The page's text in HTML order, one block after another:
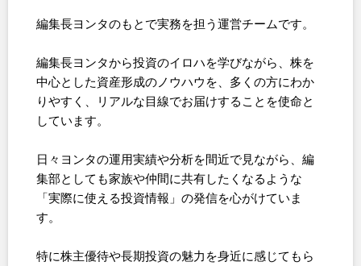
編集長ヨンタのもとで実務を担う運営チームです。
編集長ヨンタから投資のイロハを学びながら、株を
中心とした資産形成のノウハウを、多くの方にわか
りやすく、リアルな目線でお届けすることを使命と
しています。
日々ヨンタの運用実績や分析を間近で見ながら、編
集部としても家族や仲間に共有したくなるような
「実際に使える投資情報」の発信を心がけていま
す。
特に株主優待や長期投資の魅力を身近に感じてもら